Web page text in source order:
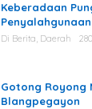
Keberadaan
Masih Tinggi di
Di Berita, Daerah
Gotong Royong
Blangpegayon